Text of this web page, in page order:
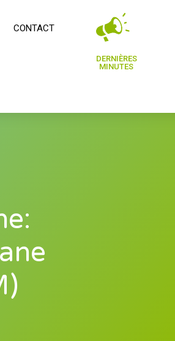
CONTACT
DERNIÈRES
MINUTES